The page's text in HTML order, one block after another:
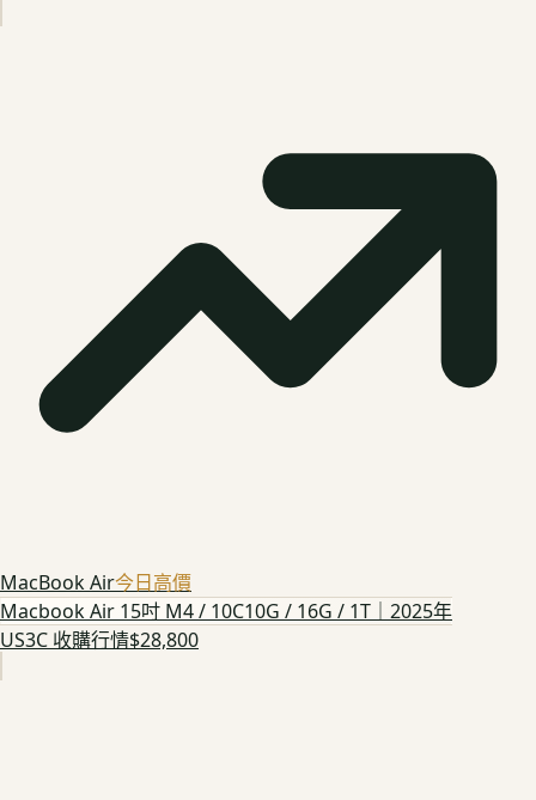
MacBook Air今日高價
Macbook Air 15吋 M4 / 10C10G / 16G / 1T｜2025年
US3C 收購行情$28,800